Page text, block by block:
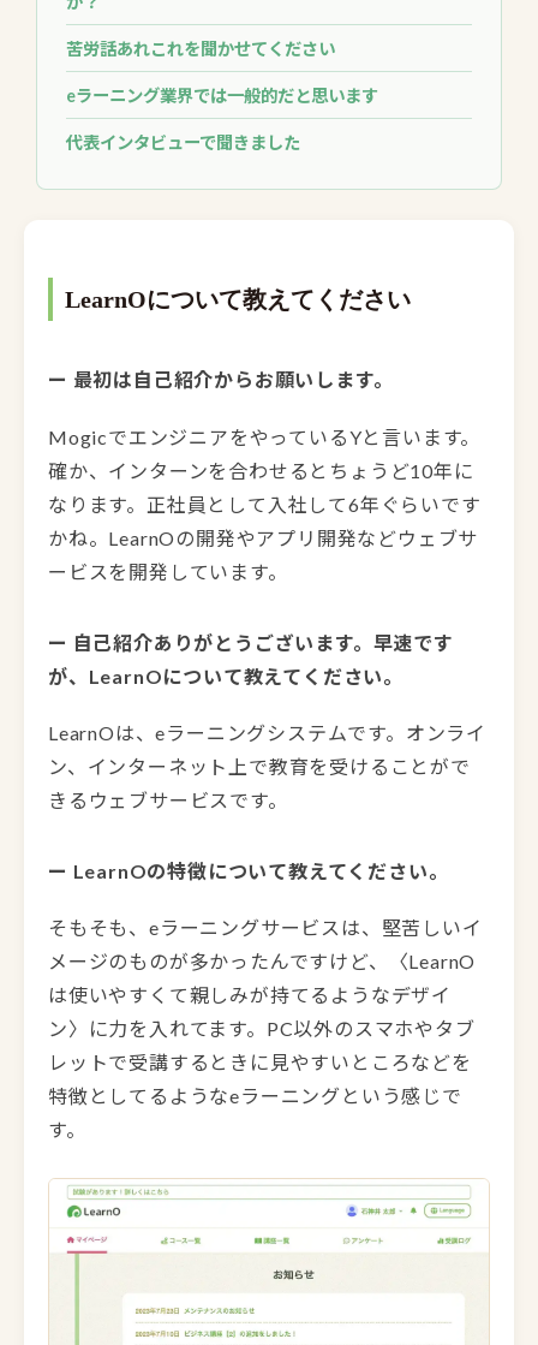
苦労話あれこれを聞かせてください
eラーニング業界では一般的だと思います
代表インタビューで聞きました
LearnOについて教えてください
ー 最初は自己紹介からお願いします。
MogicでエンジニアをやっているYと言います。
確か、インターンを合わせるとちょうど10年に
なります。正社員として入社して6年ぐらいです
かね。LearnOの開発やアプリ開発などウェブサ
ービスを開発しています。
ー 自己紹介ありがとうございます。早速です
が、LearnOについて教えてください。
LearnOは、eラーニングシステムです。オンライ
ン、インターネット上で教育を受けることがで
きるウェブサービスです。
ー LearnOの特徴について教えてください。
そもそも、eラーニングサービスは、堅苦しいイ
メージのものが多かったんですけど、〈LearnO
は使いやすくて親しみが持てるようなデザイ
ン〉に力を入れてます。PC以外のスマホやタブ
レットで受講するときに見やすいところなどを
特徴としてるようなeラーニングという感じで
す。